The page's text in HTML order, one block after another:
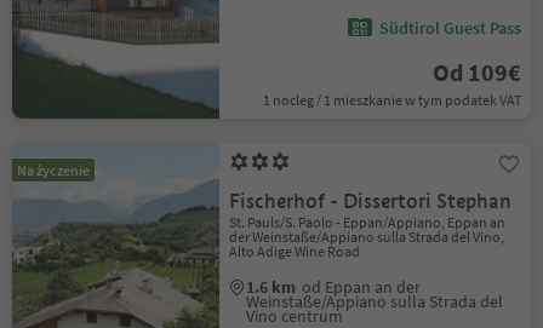
Südtirol Guest Pass
Od 109€
1 nocleg / 1 mieszkanie w tym podatek VAT
Na życzenie
Fischerhof - Dissertori Stephan
St. Pauls/S. Paolo - Eppan/Appiano, Eppan an
der Weinstaße/Appiano sulla Strada del Vino,
Alto Adige Wine Road
1.6 km od Eppan an der
Weinstaße/Appiano sulla Strada del
Vino centrum